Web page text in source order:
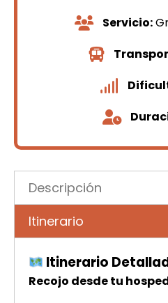
Servicio:
Descripción
Itinerario
Itinerario
Recojo desde tu